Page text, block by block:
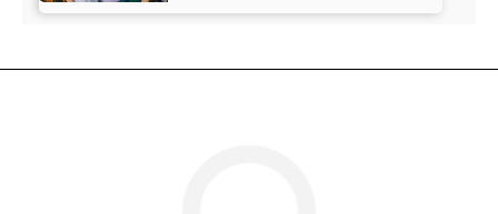
vez que yo fui a Madrid"